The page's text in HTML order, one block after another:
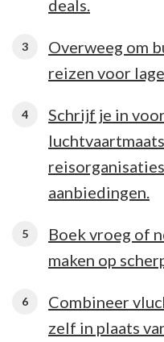
deals.
Overweeg om
reizen voor
Schrijf je in
aanbiedingen.
Boek vroeg of
maken op
Combineer
zelf in plaats